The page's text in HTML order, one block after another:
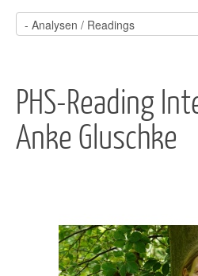
PHS-Reading
Anke Gluschke